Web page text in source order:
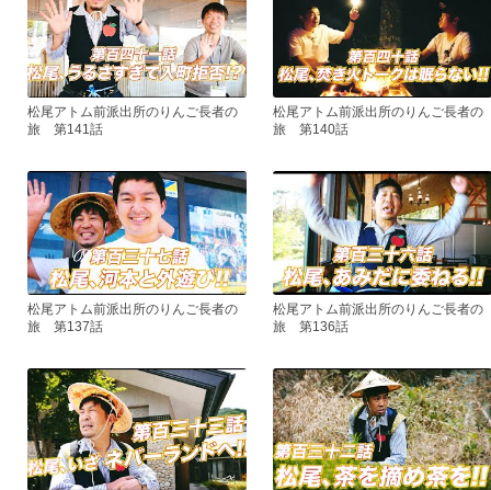
松尾アトム前派出所のりんご長者の
旅 第141話
松尾アトム前派出所のりんご長者の
旅 第140話
松尾アトム前派出所のりんご長者の
旅 第137話
松尾アトム前派出所のりんご長者の
旅 第136話